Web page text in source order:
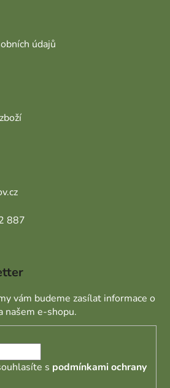
údajů
887
vám budeme zasílat informace o
našem e-shopu.
s podmínkami ochrany